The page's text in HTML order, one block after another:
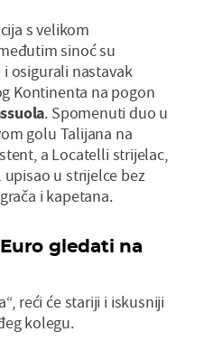
s velikom
sinoć su
i osigurali nastavak
Kontinenta na pogon
. Spomenuti duo u
golu Talijana na
a Locatelli strijelac,
u strijelce bez
i kapetana.
gledati na
reći će stariji i iskusniji
kolegu.